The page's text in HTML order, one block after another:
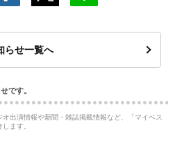
らせ一覧へ
です。
出演情報や新聞・雑誌掲載情報など、「マイベス
ます。